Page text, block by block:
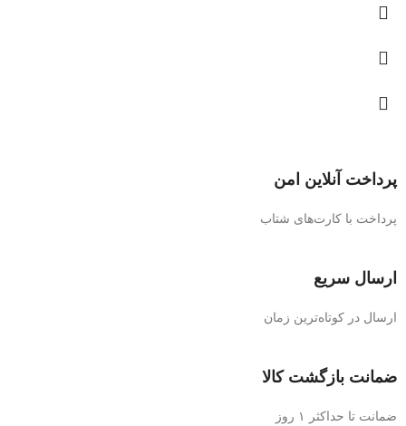
پرداخت آنلاین امن
پرداخت با کارت‌های شتاب
ارسال سریع
ارسال در کوتاه‌ترین زمان
ضمانت بازگشت کالا
ضمانت تا حداکثر ۱ روز